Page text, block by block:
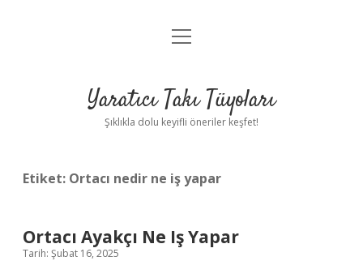
Anasayfa
Yasal Uyarı
menüyü
Yaratıcı Takı Tüyoları
Şıklıkla dolu keyifli öneriler keşfet!
Etiket: Ortacı nedir ne iş yapar
Ortacı Ayakçı Ne Iş Yapar
Tarih: Şubat 16, 2025